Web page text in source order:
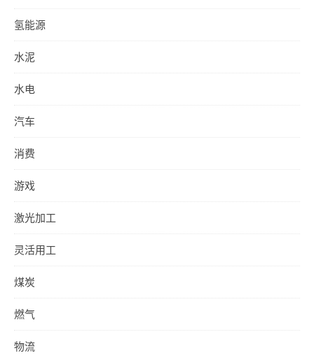
氢能源
水泥
水电
汽车
消费
游戏
激光加工
灵活用工
煤炭
燃气
物流